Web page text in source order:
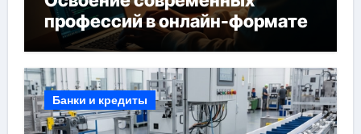
профессий в онлайн-формате
Банки и кредиты